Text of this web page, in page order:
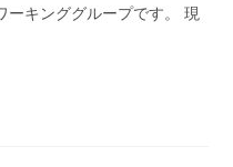
ーキンググループです。 現